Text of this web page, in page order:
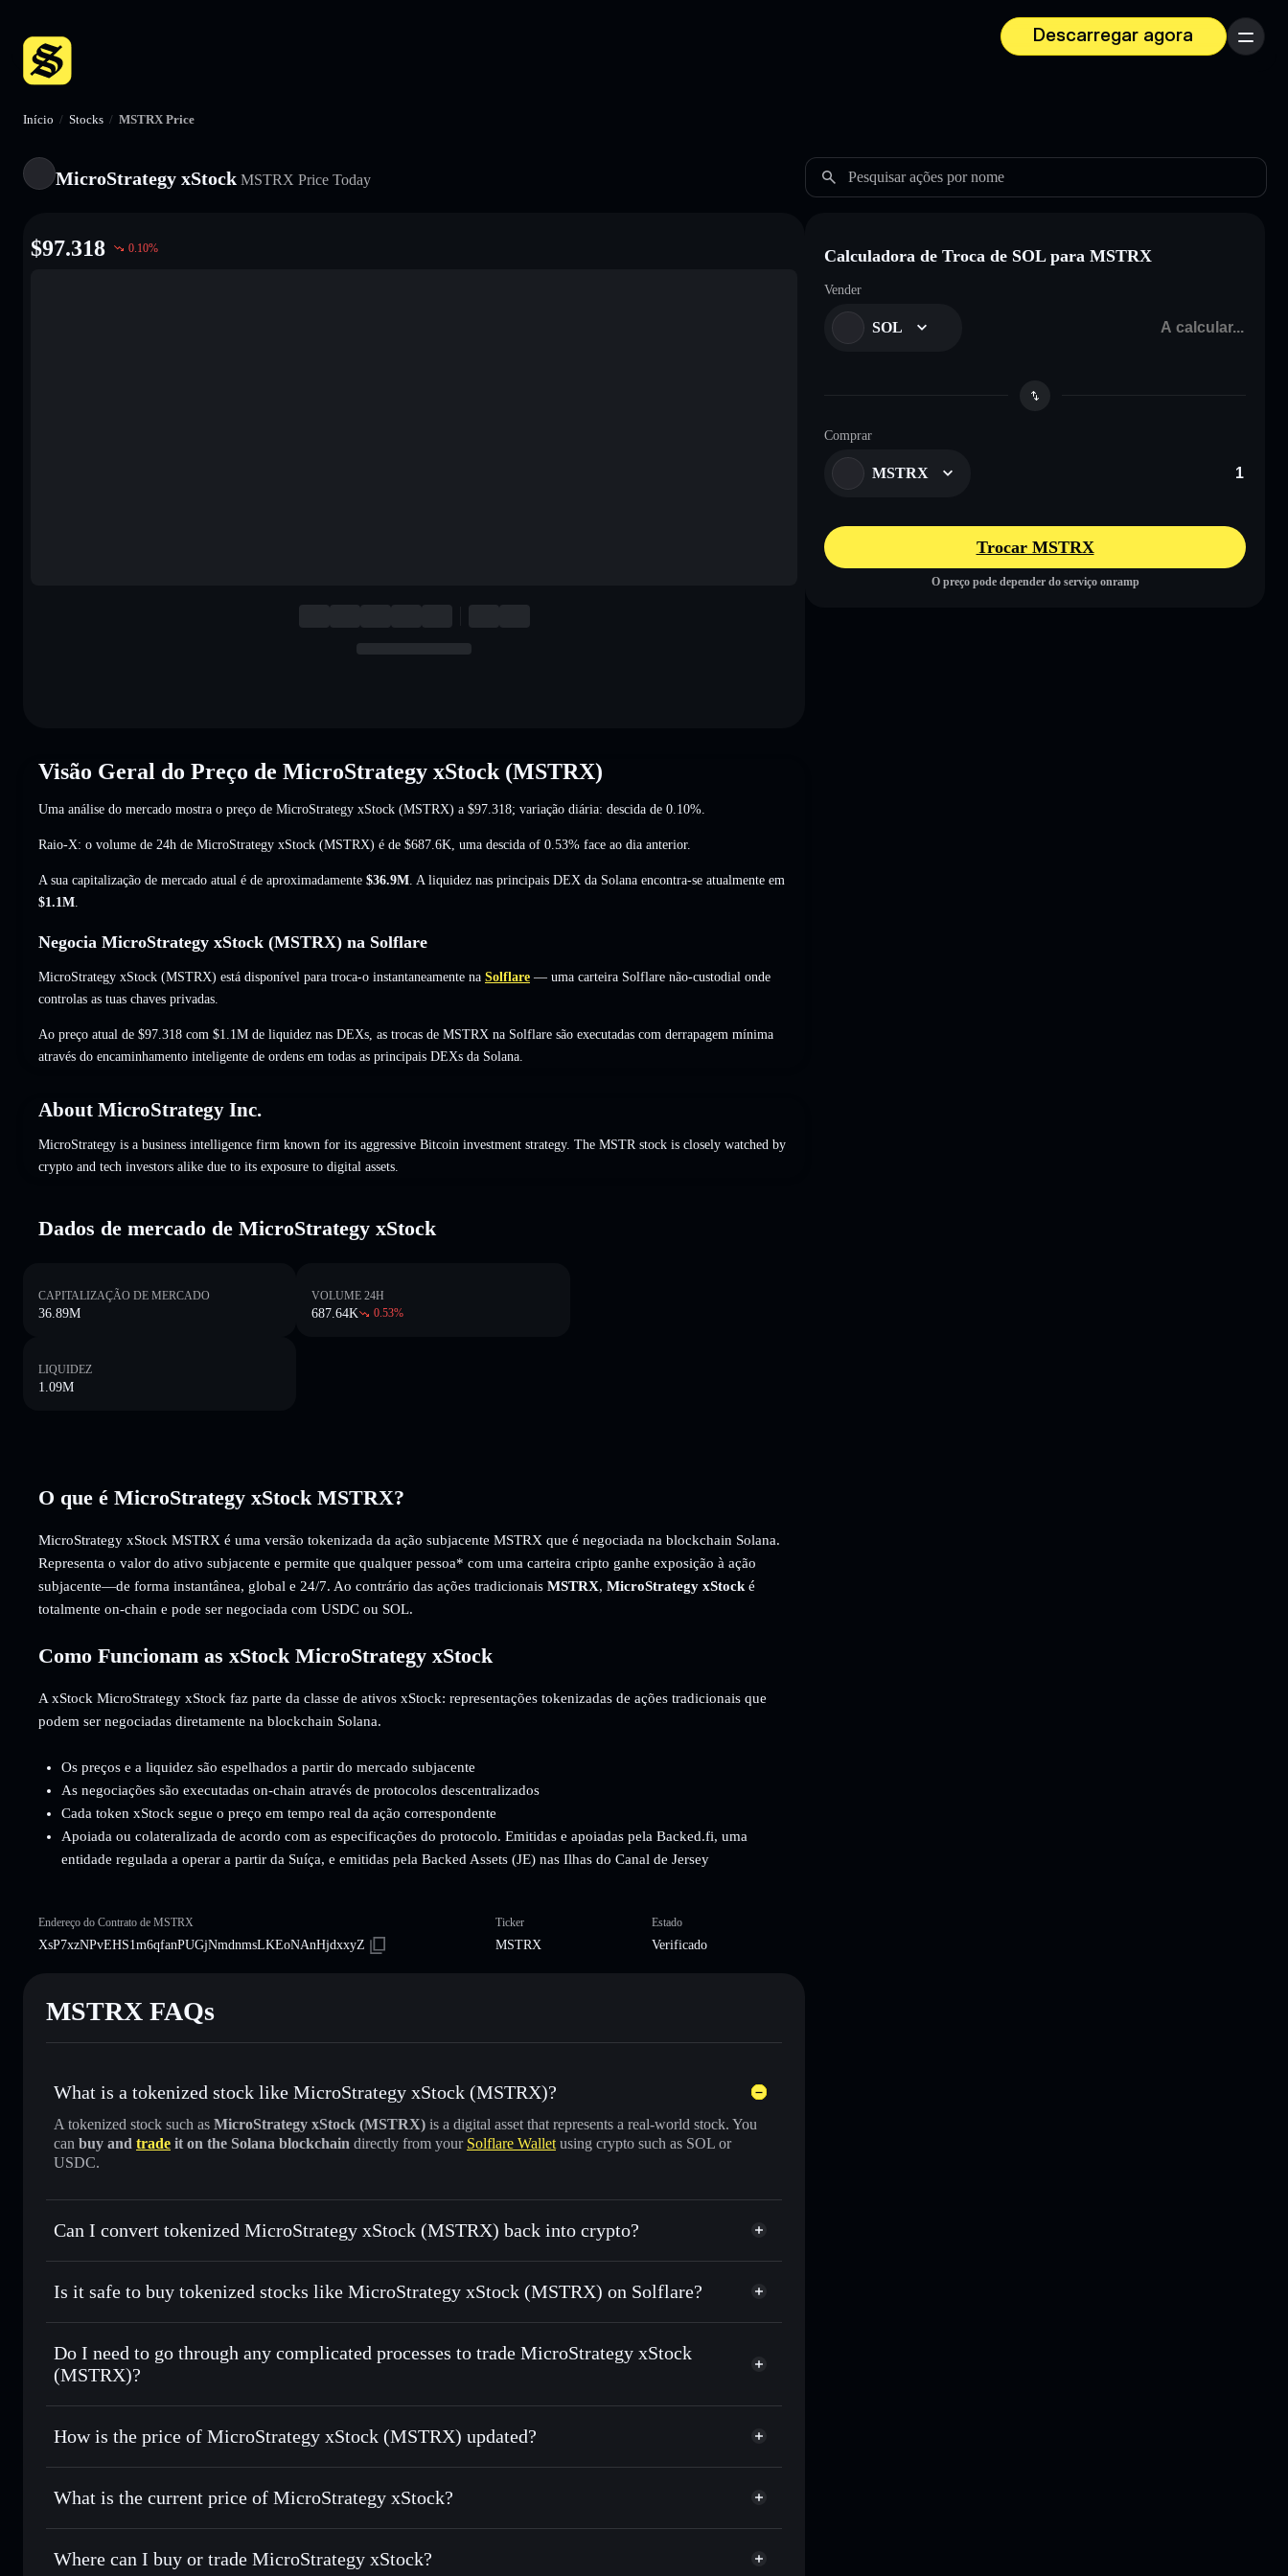
Descarregar agora
Menu
Início / Stocks / MSTRX Price
MicroStrategy xStock MSTRX Price Today Pesquisar ações por nome
$97.318 0.10%
Visão Geral do Preço de MicroStrategy xStock (MSTRX)
Uma análise do mercado mostra o preço de MicroStrategy xStock (MSTRX) a $97.318; variação diária: descida de 0.10%
Raio-X: o volume de 24h de MicroStrategy xStock (MSTRX) é de $687.6K uma descida of 0.53% face ao dia anterior.
A sua capitalização de mercado atual é de aproximadamente $36.9M . A liquidez nas principais DEX da Solana encontra-se atualmente em
$1.1M
Negocia MicroStrategy xStock (MSTRX) na Solflare
MicroStrategy xStock (MSTRX) está disponível para troca-o instantaneamente na Solflare — uma carteira Solflare não-custodial onde
controlas as tuas chaves privadas.
Ao preço atual de $97.318 com $1.1M de liquidez nas DEXs, as trocas de MSTRX na Solflare são executadas com derrapagem mínima
através do encaminhamento inteligente de ordens em todas as principais DEXs da Solana.
About MicroStrategy Inc.
MicroStrategy is a business intelligence firm known for its aggressive Bitcoin investment strategy. The MSTR stock is closely watched by
crypto and tech investors alike due to its exposure to digital assets.
Dados de mercado de MicroStrategy xStock
CAPITALIZAÇÃO DE MERCADO
36.89M
VOLUME 24H
687.64K 0.53%
LIQUIDEZ
1.09M
O que é MicroStrategy xStock MSTRX?
MicroStrategy xStock MSTRX é uma versão tokenizada da ação subjacente MSTRX que é negociada na blockchain Solana.
Representa o valor do ativo subjacente e permite que qualquer pessoa* com uma carteira cripto ganhe exposição à ação
subjacente—de forma instantânea, global e 24/7. Ao contrário das ações tradicionais MSTRX, MicroStrategy xStock é
totalmente on-chain e pode ser negociada com USDC ou SOL.
Como Funcionam as xStock MicroStrategy xStock
A xStock MicroStrategy xStock faz parte da classe de ativos xStock: representações tokenizadas de ações tradicionais que
podem ser negociadas diretamente na blockchain Solana.
Os preços e a liquidez são espelhados a partir do mercado subjacente
As negociações são executadas on-chain através de protocolos descentralizados
Cada token xStock segue o preço em tempo real da ação correspondente
Apoiada ou colateralizada de acordo com as especificações do protocolo. Emitidas e apoiadas pela Backed.fi, uma
entidade regulada a operar a partir da Suíça, e emitidas pela Backed Assets (JE) nas Ilhas do Canal de Jersey
Endereço do Contrato de MSTRX
XsP7xzNPvEHS1m6qfanPUGjNmdnmsLKEoNAnHjdxxyZ
Ticker
MSTRX
Estado
Verificado
MSTRX FAQs
What is a tokenized stock like MicroStrategy xStock (MSTRX)?
A tokenized stock such as MicroStrategy xStock (MSTRX) is a digital asset that represents a real-world stock. You
can buy and trade it on the Solana blockchain directly from your Solflare Wallet using crypto such as SOL or
USDC.
Can I convert tokenized MicroStrategy xStock (MSTRX) back into crypto?
MicroStrategy xStock swapped for USDC or SOL anytime
Is it safe to buy tokenized stocks like MicroStrategy xStock (MSTRX) on Solflare?
1:1 backed, on-chain, and transparently verified
Do I need to go through any complicated processes to trade MicroStrategy xStock
(MSTRX)?
How is the price of MicroStrategy xStock (MSTRX) updated?
MicroStrategy xStock match the real-world stock price
What is the current price of MicroStrategy xStock?
MicroStrategy xStock $97.318
Where can I buy or trade MicroStrategy xStock?
Calculadora de Troca de SOL para MSTRX
Vender
SOL
Comprar
MSTRX
Trocar MSTRX
O preço pode depender do serviço onramp